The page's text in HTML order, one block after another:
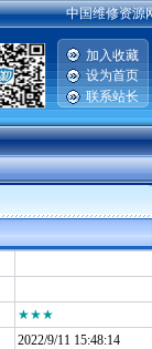
中国维修资源网
加入收藏
设为首页
联系站长
★★★
2022/9/11 15:48:14